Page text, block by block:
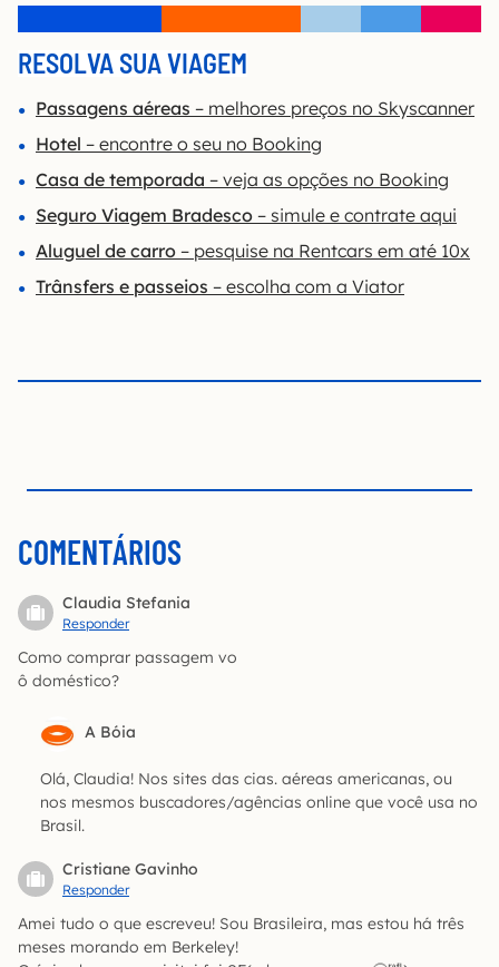
RESOLVA SUA VIAGEM
Passagens aéreas – melhores preços no Skyscanner
Hotel – encontre o seu no Booking
Casa de temporada – veja as opções no Booking
Seguro Viagem Bradesco – simule e contrate aqui
Aluguel de carro – pesquise na Rentcars em até 10x
Trânsfers e passeios – escolha com a Viator
COMENTÁRIOS
Claudia Stefania
Responder
Como comprar passagem vo
ô doméstico?
A Bóia
Olá, Claudia! Nos sites das cias. aéreas americanas, ou
nos mesmos buscadores/agências online que você usa no
Brasil.
Cristiane Gavinho
Responder
Amei tudo o que escreveu! Sou Brasileira, mas estou há três
meses morando em Berkeley!